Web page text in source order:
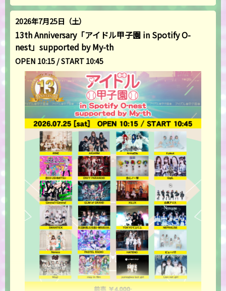
2026年7月25日（土）
13th Anniversary「アイドル甲子園 in Spotify O-
nest」supported by My-th
OPEN 10:15 / START 10:45